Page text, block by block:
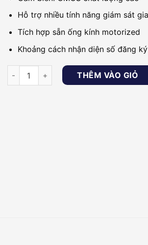
Hỗ trợ nhiều tính năng giám sát
Tích hợp sẵn ống kính motorized
Khoảng cách nhận diện số đăng
Camera IP 3MP chuyên dụng cho giao
THÊM VÀO GIỎ